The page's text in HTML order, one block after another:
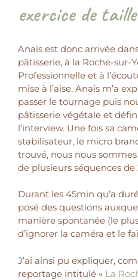
exercice de taille
Anaïs est donc arrivée
pâtisserie, à la Roche-sur-
Professionnelle et à
mise à l’aise. Anaïs m’a
passer le tournage puis
pâtisserie végétale et
l’interview. Une fois sa
stabilisateur, le micro
trouvé, nous nous
de plusieurs séquences
Durant les 45min qu’a
posé des questions
manière spontanée (le
d’ignorer la caméra et le
J’ai ainsi pu expliquer,
reportage intitulé « La